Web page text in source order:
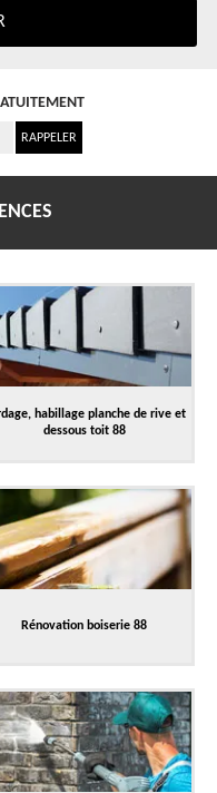
habillage planche de rive et
dessous toit 88
Rénovation boiserie 88